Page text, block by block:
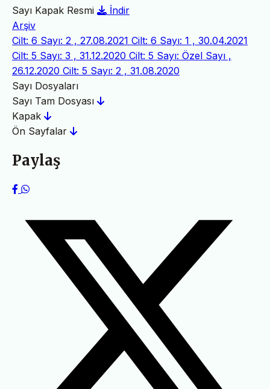
Sayı Kapak Resmi
İndir
Arşiv
Cilt: 6 Sayı: 2 , 27.08.2021 Cilt: 6 Sayı: 1 , 30.04.2021
Cilt: 5 Sayı: 3 , 31.12.2020 Cilt: 5 Sayı: Özel Sayı ,
26.12.2020 Cilt: 5 Sayı: 2 , 31.08.2020
Sayı Dosyaları
Sayı Tam Dosyası
Kapak
Ön Sayfalar
Paylaş